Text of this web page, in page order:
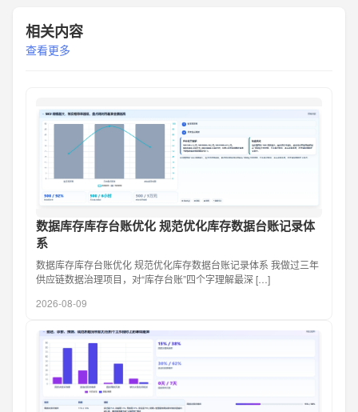
相关内容
查看更多
数据库存库存台账优化 规范优化库存数据台账记录体
系
数据库存库存台账优化 规范优化库存数据台账记录体系 我做过三年
供应链数据治理项目，对“库存台账”四个字理解最深 […]
2026-08-09